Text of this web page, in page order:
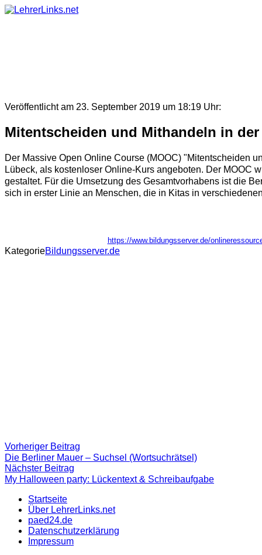
Skip
Veröffentlicht am 23. September 2019 um 18:19 Uhr:
Mitentscheiden und Mithandeln in der
Der Massive Open Online Course (MOOC) "Mitentscheiden
Lübeck, als kostenloser Online-Kurs angeboten. Der MOOC
gestaltet. Für die Umsetzung des Gesamtvorhabens ist die
sich in erster Linie an Menschen, die in Kitas in
https://www.bildungsserver.de/
KategorieBildungsserver.de
Beitragsnavigation
Vorheriger Beitrag
Beitrag:
Die Berliner Mauer – Suchsel (Wortsuchrätsel)
Nächster Beitrag
Beitrag
My Halloween party: Lückentext & Schreibaufgabe
Startseite
Über LehrerLinks.net
paed24.de
Datenschutzerklärung
Impressum